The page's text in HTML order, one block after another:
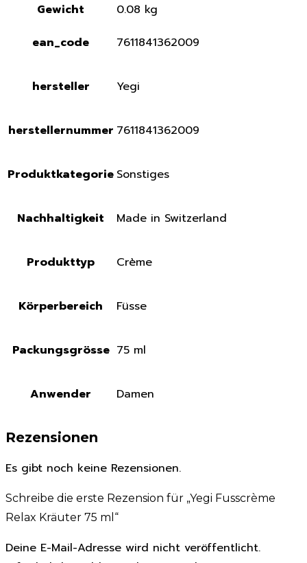
Gewicht
0.08 kg
ean_code
7611841362009
hersteller Yegi
herstellernummer 7611841362009
Produktkategorie Sonstiges
Nachhaltigkeit Made in Switzerland
Produkttyp Crème
Körperbereich Füsse
Packungsgrösse 75 ml
Anwender Damen
Rezensionen
Es gibt noch keine Rezensionen.
Schreibe die erste Rezension für „Yegi Fusscrème
Relax Kräuter 75 ml“
Deine E-Mail-Adresse wird nicht veröffentlicht.